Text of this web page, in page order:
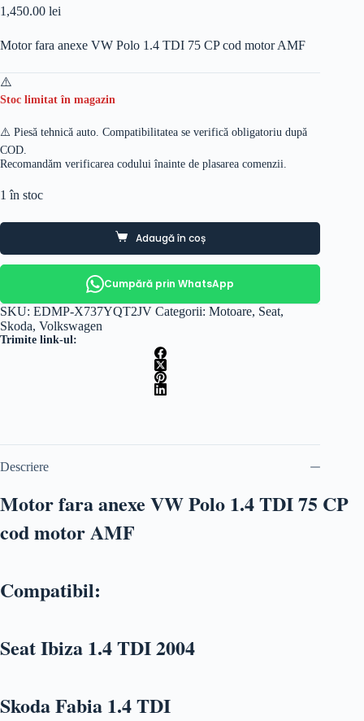
1,450.00 lei
Motor fara anexe VW Polo 1.4 TDI 75 CP cod motor AMF
Stoc limitat în magazin
⚠️ Piesă tehnică auto. Compatibilitatea se verifică obligatoriu după
COD.
Recomandăm verificarea codului înainte de plasarea comenzii.
1 în stoc
Adaugă în coș
Cumpără prin WhatsApp
SKU: EDMP-X737YQT2JV Categorii: Motoare, Seat,
Skoda, Volkswagen
Trimite link-ul:
Descriere
Motor fara anexe VW Polo 1.4 TDI 75 CP
cod motor AMF
Compatibil:
Seat Ibiza 1.4 TDI 2004
Skoda Fabia 1.4 TDI